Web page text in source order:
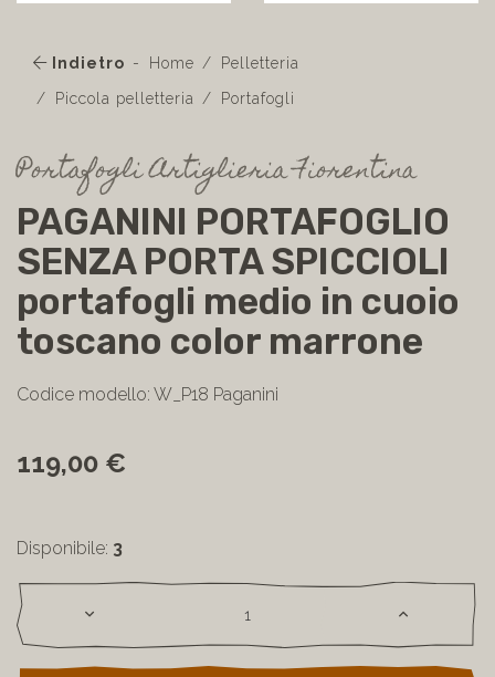
Indietro Home
Pelletteria
Piccola pelletteria
Portafogli
Portafogli Artiglieria Fiorentina
PAGANINI PORTAFOGLIO
SENZA PORTA SPICCIOLI
portafogli medio in cuoio
toscano color marrone
Codice modello: W_P18 Paganini
119,00 €
Disponibile: 3